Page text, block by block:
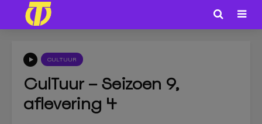
CULTUUR
CulTuur – Seizoen 9,
aflevering 4